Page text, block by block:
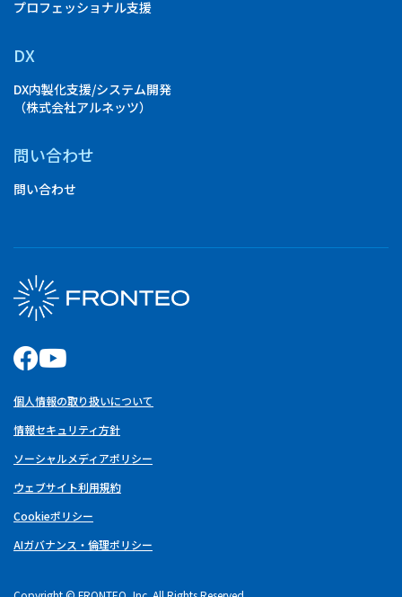
プロフェッショナル支援
DX
DX内製化支援/システム開発
（株式会社アルネッツ）
問い合わせ
問い合わせ
個人情報の取り扱いについて
情報セキュリティ方針
ソーシャルメディアポリシー
ウェブサイト利用規約
Cookieポリシー
AIガバナンス・倫理ポリシー